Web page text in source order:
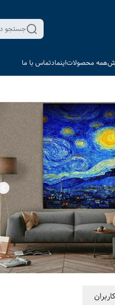
جستجو
همه محصولاتاینمادتماس با ما